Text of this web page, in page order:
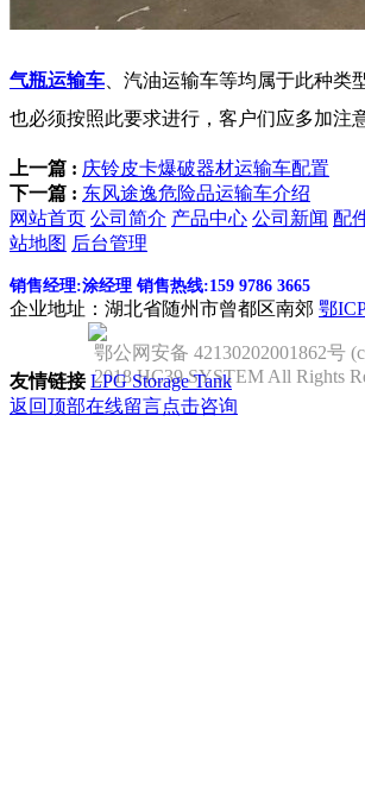
气瓶运输车 、汽油运输车等均属于此种类
也必须按照此要求进行，客户们应多加注意
上一篇 : 庆铃皮卡爆破器材运输车配置
下一篇 : 东风途逸危险品运输车介绍
网站首页 公司简介 产品中心 公司新闻 配
站地图 后台管理
销售经理:涂经理 销售热线:159 9786 3665
企业地址：湖北省随州市曾都区南郊 鄂
鄂公网安备 42130202001862号
2018 HC39 SYSTEM All Rights
友情链接 LPG Storage Tank
返回顶部在线留言点击咨询